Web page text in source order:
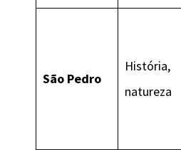
São Pedro
História,
natureza